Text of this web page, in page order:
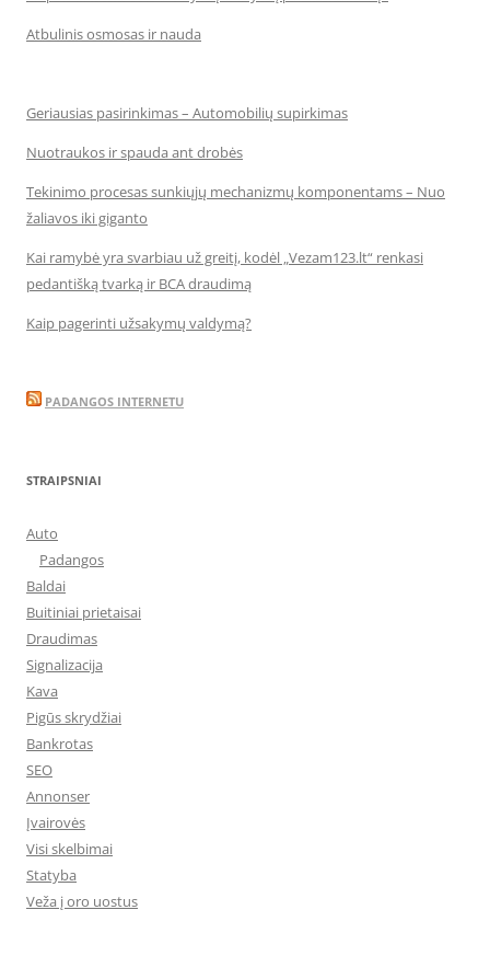
Atbulinis osmosas ir nauda
Geriausias pasirinkimas – Automobilių supirkimas
Nuotraukos ir spauda ant drobės
Tekinimo procesas sunkiųjų mechanizmų komponentams – Nuo
žaliavos iki giganto
Kai ramybė yra svarbiau už greitį, kodėl „Vezam123.lt“ renkasi
pedantišką tvarką ir BCA draudimą
Kaip pagerinti užsakymų valdymą?
PADANGOS INTERNETU
STRAIPSNIAI
Auto
Padangos
Baldai
Buitiniai prietaisai
Draudimas
Signalizacija
Kava
Pigūs skrydžiai
Bankrotas
SEO
Annonser
Įvairovės
Visi skelbimai
Statyba
Veža į oro uostus